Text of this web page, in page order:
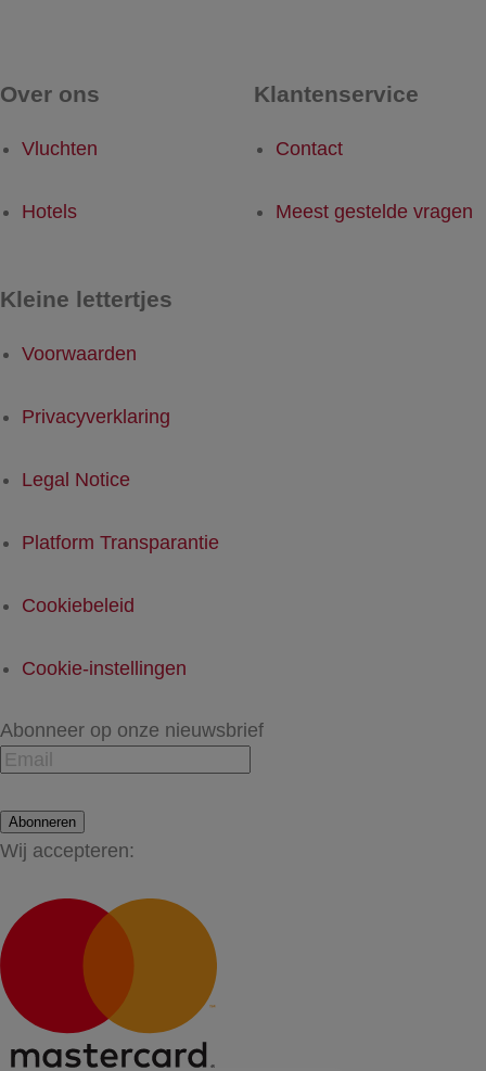
Over ons
Vluchten
Hotels
Klantenservice
Contact
Meest gestelde vragen
Kleine lettertjes
Voorwaarden
Privacyverklaring
Legal Notice
Platform Transparantie
Cookiebeleid
Cookie-instellingen
Abonneer op onze nieuwsbrief
Abonneren
Wij accepteren: